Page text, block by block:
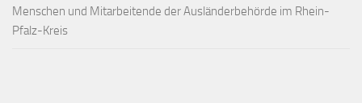
Menschen und Mitarbeitende der Ausländerbehörde im Rhein-
Pfalz-Kreis